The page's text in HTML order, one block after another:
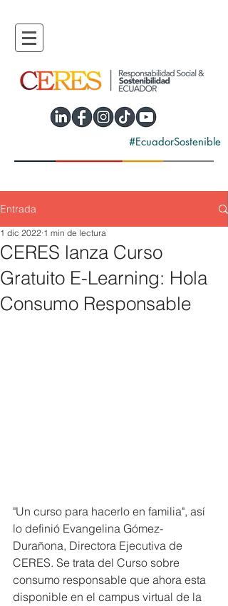
#EcuadorSostenible
Entrada
CERES lanza Curso
Gratuito E-Learning: Hola
Consumo Responsable
1 dic 2022 1 min de lectura
"Un curso para hacerlo en familia", así
lo definió Evangelina Gómez-
Durañona, Directora Ejecutiva de
CERES. Se trata del Curso sobre
consumo responsable que ahora esta
disponible en el campus virtual de la